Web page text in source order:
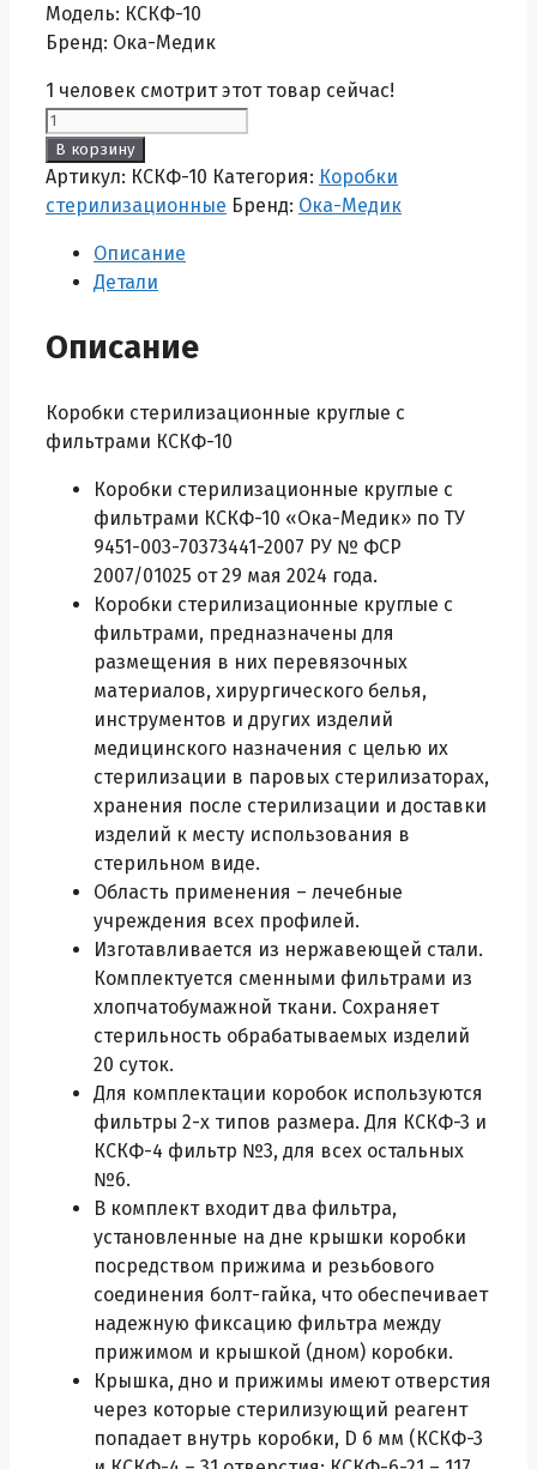
Модель: КСКФ-10
Бренд: Ока-Медик
1 человек смотрит этот товар сейчас!
Количество
товара
Коробка
стерилизационная
Медик
КСКФ-10
В корзину
Артикул: КСКФ-10 Категория: Коробки
стерилизационные Бренд: Ока-Медик
Описание
Детали
Описание
Коробки стерилизационные круглые с
фильтрами КСКФ-10
Коробки стерилизационные круглые с
фильтрами КСКФ-10 «Ока-Медик» по ТУ
9451-003-70373441-2007 РУ № ФСР
2007/01025 от 29 мая 2024 года.
Коробки стерилизационные круглые с
фильтрами, предназначены для
размещения в них перевязочных
материалов, хирургического белья,
инструментов и других изделий
медицинского назначения с целью их
стерилизации в паровых стерилизаторах,
хранения после стерилизации и доставки
изделий к месту использования в
стерильном виде.
Область применения – лечебные
учреждения всех профилей.
Изготавливается из нержавеющей стали.
Комплектуется сменными фильтрами из
хлопчатобумажной ткани. Сохраняет
стерильность обрабатываемых изделий
20 суток.
Для комплектации коробок используются
фильтры 2-х типов размера. Для КСКФ-3 и
КСКФ-4 фильтр №3, для всех остальных
№6.
В комплект входит два фильтра,
установленные на дне крышки коробки
посредством прижима и резьбового
соединения болт-гайка, что обеспечивает
надежную фиксацию фильтра между
прижимом и крышкой (дном) коробки.
Крышка, дно и прижимы имеют отверстия
через которые стерилизующий реагент
попадает внутрь коробки, D 6 мм (КСКФ-3